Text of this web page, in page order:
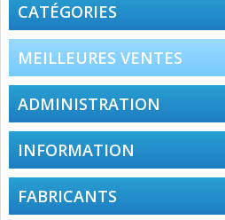
CATÉGORIES
MEILLEURES VENTES
ADMINISTRATION
INFORMATION
FABRICANTS